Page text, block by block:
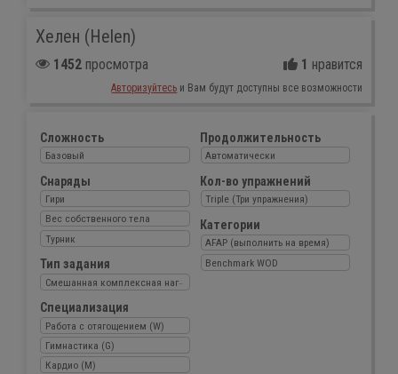
Хелен (Helen)
1452просмотра 1 нравится
Авторизуйтесь и Вам будут доступны все возможности
Сложность
Базовый
Снаряды
Гири
Вес собственного тела
Турник
Тип задания
Смешанная комплексная нагрузка
Специализация
Работа с отягощением (W)
Гимнастика (G)
Кардио (M)
Продолжительность
Автоматически
Кол-во упражнений
Triple (Три упражнения)
Категории
AFAP (выполнить на время)
Benchmark WOD